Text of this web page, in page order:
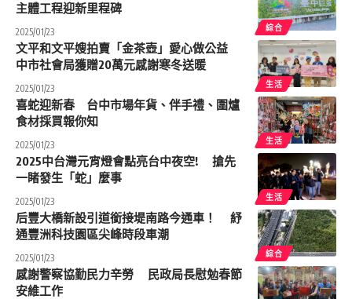
綜合
主體工程迎新里程碑
2025/01/23
生活
文平和文平嫂拍賣「金茶壺」愛心做公益
中市社會局獲贈20萬元感謝寒冬送暖
2025/01/23
生活
喜蛇迎新春 台中市場年貨、伴手禮、圍爐
食材採買報你知
2025/01/23
生活
2025中台灣元宵燈會點亮台中夜空! 搶先
一睹發生「蛇」麼事
2025/01/23
綜合
后豐大橋新設引道銜接堤南路今通車！ 紓
通豐洲科技園區尖峰時段車潮
2025/01/23
感謝警察協勤民力辛勞 民政局長慰勉春節
安維工作